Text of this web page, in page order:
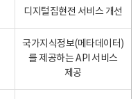
디지털집현전 서비스 개선
국가지식정보(메타데이터)
를 제공하는 API 서비스
제공